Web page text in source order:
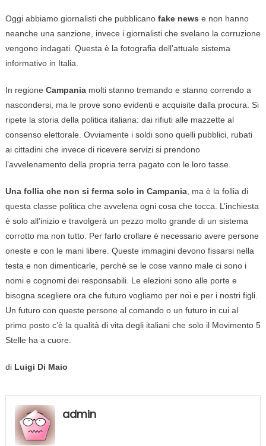
Oggi abbiamo giornalisti che pubblicano fake news e non hanno
neanche una sanzione, invece i giornalisti che svelano la corruzione
vengono indagati. Questa è la fotografia dell’attuale sistema
informativo in Italia.
In regione Campaniamolti stanno tremando e stanno correndo a
nascondersi, ma le prove sono evidenti e acquisite dalla procura. Si
ripete la storia della politica italiana: dai rifiuti alle mazzette al
consenso elettorale. Ovviamente i soldi sono quelli pubblici, rubati
ai cittadini che invece di ricevere servizi si prendono
l’avvelenamento della propria terra pagato con le loro tasse.
Una follia che non si ferma solo in Campania, ma è la follia di
questa classe politica che avvelena ogni cosa che tocca. L’inchiesta
è solo all’inizio e travolgerà un pezzo molto grande di un sistema
corrotto ma non tutto. Per farlo crollare è necessario avere persone
oneste e con le mani libere. Queste immagini devono fissarsi nella
testa e non dimenticarle, perché se le cose vanno male ci sono i
nomi e cognomi dei responsabili. Le elezioni sono alle porte e
bisogna scegliere ora che futuro vogliamo per noi e per i nostri figli.
Un futuro con queste persone al comando o un futuro in cui al
primo posto c’è la qualità di vita degli italiani che solo il Movimento 5
Stelle ha a cuore.
di Luigi Di Maio
admin